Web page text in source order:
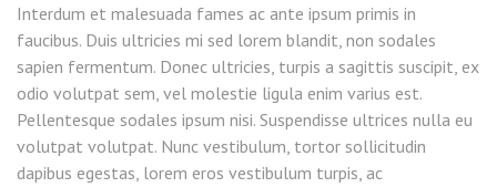
Interdum et malesuada fames ac ante ipsum primis in
faucibus. Duis ultricies mi sed lorem blandit, non sodales
sapien fermentum. Donec ultricies, turpis a sagittis suscipit, ex
odio volutpat sem, vel molestie ligula enim varius est.
Pellentesque sodales ipsum nisi. Suspendisse ultrices nulla eu
volutpat volutpat. Nunc vestibulum, tortor sollicitudin
dapibus egestas, lorem eros vestibulum turpis, ac